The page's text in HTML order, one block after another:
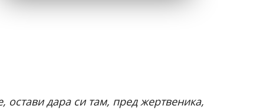
дара си там, пред жертвеника,